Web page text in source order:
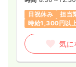
日祝休み
担当
時給1,300円以
気に